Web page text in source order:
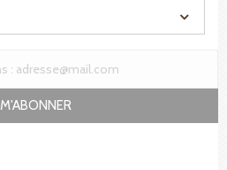
M'ABONNER